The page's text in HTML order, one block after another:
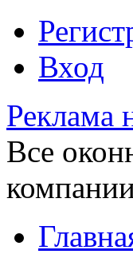
Вход
Реклама
Все